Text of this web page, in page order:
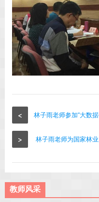
< 林子雨老师参加“大数
> 林子雨老师为国家林
教师风采